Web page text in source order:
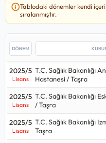
Tablodaki dönemler kendi
sıralanmıştır.
2025/5
Lisans
T.C. Sağlık Bakanlığı
Hastanesi / Taşra
2025/5
Lisans
T.C. Sağlık Bakanlığı
/ Taşra
2025/5
Lisans
T.C. Sağlık Bakanlığı
Taşra